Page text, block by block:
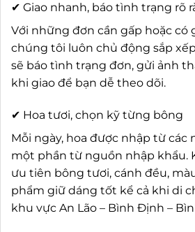
✔ Giao nhanh, báo tình trạng rõ
Với những đơn cần gấp hoặc có
chúng tôi luôn chủ động sắp
sẽ báo tình trạng đơn, gửi ảnh
khi giao để bạn dễ theo dõi.
✔ Hoa tươi, chọn kỹ từng bông
Mỗi ngày, hoa được nhập từ các
một phần từ nguồn nhập khẩu.
ưu tiên bông tươi, cánh đều,
phẩm giữ dáng tốt kể cả khi di
khu vực An Lão – Bình Định –